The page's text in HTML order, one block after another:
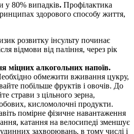
у 80% випадків. Профілактика
здорового способу життя,
розвитку інсульту починає
відмови від паління, через рік
міцних алкогольних напоїв.
обмежити вживання цукру,
побільше фруктів і овочів. До
страви з цільного зерна,
кисломолочні продукти.
помірне фізичне навантаження
катання на велосипеді зменшує
захворювань, в тому числі і